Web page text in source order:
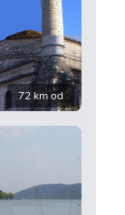
72 km od